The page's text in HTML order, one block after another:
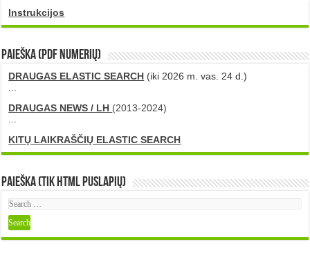
Instrukcijos
PAIEŠKA (PDF numerių)
DRAUGAS ELASTIC SEARCH (iki 2026 m. vas. 24 d.)
...
DRAUGAS NEWS / LH (2013-2024)
...
KITŲ LAIKRAŠČIŲ ELASTIC SEARCH
Paieška (tik HTML puslapių)